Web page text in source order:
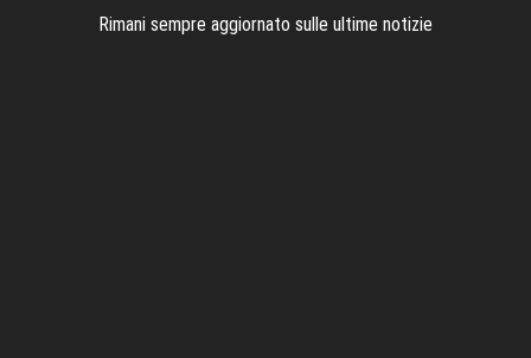
Rimani sempre aggiornato sulle ultime notizie